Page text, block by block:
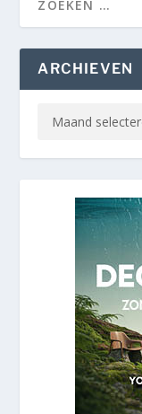
ARCHIEVEN